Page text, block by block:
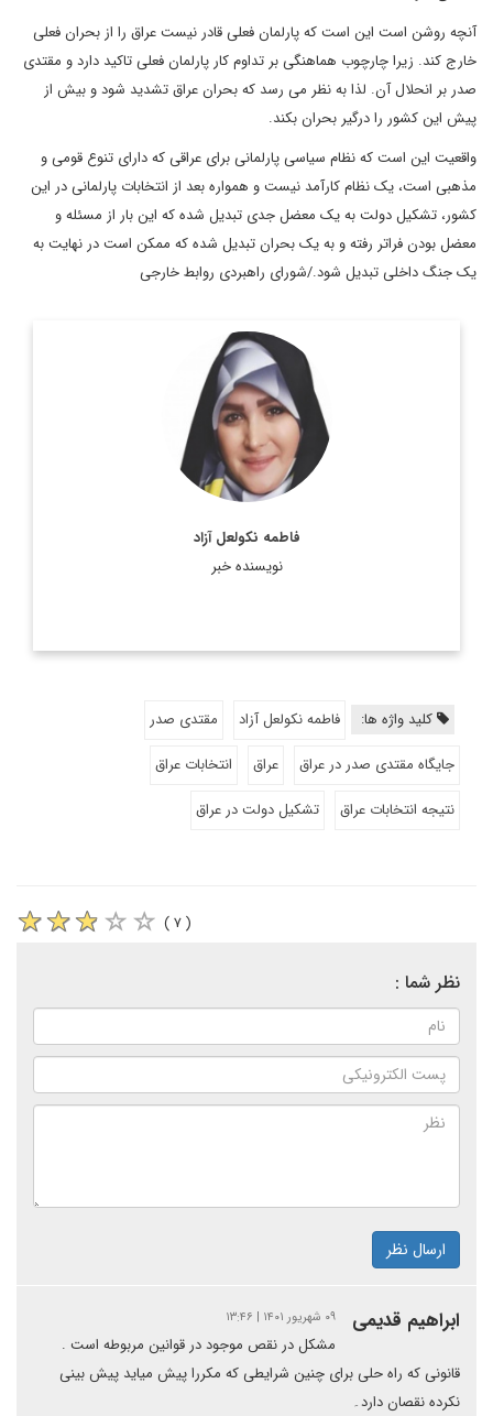
آنچه روشن است این است که پارلمان فعلی قادر نیست عراق را از بحران فعلی
خارج کند. زیرا چارچوب هماهنگی بر تداوم کار پارلمان فعلی تاکید دارد و مقتدی
صدر بر انحلال آن. لذا به نظر می رسد که بحران عراق تشدید شود و بیش از
پیش این کشور را درگیر بحران بکند.
واقعیت این است که نظام سیاسی پارلمانی برای عراقی که دارای تنوع قومی و
مذهبی است، یک نظام کارآمد نیست و همواره بعد از انتخابات پارلمانی در این
کشور، تشکیل دولت به یک معضل جدی تبدیل شده که این بار از مسئله و
معضل بودن فراتر رفته و به یک بحران تبدیل شده که ممکن است در نهایت به
یک جنگ داخلی تبدیل شود./شورای راهبردی روابط خارجی
فاطمه نکولعل آزاد
نویسنده خبر
دکترای روابط بین الملل، مدرس دانشگاه و تحلیلگر مسائل بین
الملل
اطلاعات بیشتر
کلید واژه ها: فاطمه نکولعل آزاد
مقتدی صدر
جایگاه مقتدی صدر در عراق
عراق
انتخابات عراق
نتیجه انتخابات عراق
تشکیل دولت در عراق
( ۷ )
نظر شما :
ارسال نظر
ابراهیم قدیمی ۰۹ شهریور ۱۴۰۱ | ۱۳:۴۶
مشکل در نقص موجود در قوانین مربوطه است .
قانونی که راه حلی برای چنین شرایطی که مکررا پیش میاید پیش بینی
نکرده نقصان دارد۔